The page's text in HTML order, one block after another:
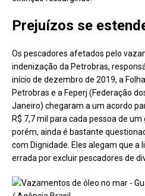
Prejuízos se
Os pescadores afetados pelo
indenização da Petrobras,
início de dezembro de 2019, a
Petrobras e a Feperj (Federação
Janeiro) chegaram a um acordo
R$ 7,7 mil para cada pessoa de
porém, ainda é bastante
com Dignidade. Eles alegam que a
errada por excluir pescadores de